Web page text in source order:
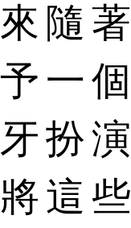
來隨
予一
牙扮
將這